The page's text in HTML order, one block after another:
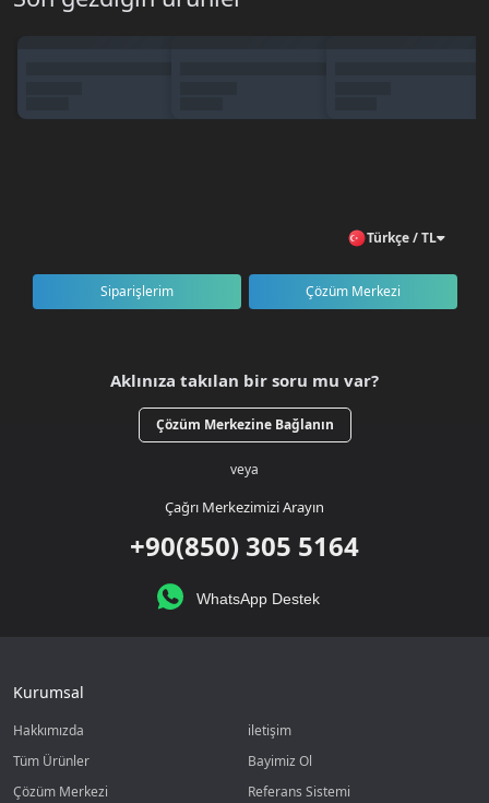
siparişi, indirimli fiyat üzerinden sağlanır ve tarayıcıdan
Türkçe / TL
Siparişlerim Çözüm Merkezi
Aklınıza takılan bir soru mu var?
Çözüm Merkezine Bağlanın
veya
Çağrı Merkezimizi Arayın
+90(850) 305 5164
WhatsApp Destek
Kurumsal
Hakkımızda
iletişim
Tüm Ürünler
Bayimiz Ol
Çözüm Merkezi
Referans Sistemi